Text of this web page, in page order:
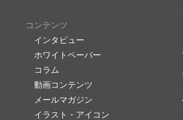
コンテンツ
インタビュー
ホワイトペーパー
コラム
動画コンテンツ
メールマガジン
イラスト・アイコン